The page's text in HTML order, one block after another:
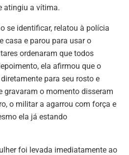
atingiu a vítima.
se identificar, relatou à polícia
casa e parou para usar o
ordenaram que todos
ela afirmou que o
para seu rosto e
gravaram o momento disseram
o militar a agarrou com força e
ela já estando
foi levada imediatamente ao